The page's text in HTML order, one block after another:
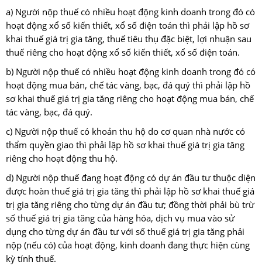
a) Người nộp thuế có nhiều hoạt động kinh doanh trong đó có
hoạt động xổ số kiến thiết, xổ số điện toán thì phải lập hồ sơ
khai thuế giá trị gia tăng, thuế tiêu thụ đặc biệt, lợi nhuận sau
thuế riêng cho hoạt động xổ số kiến thiết, xổ số điện toán.
b) Người nộp thuế có nhiều hoạt động kinh doanh trong đó có
hoạt động mua bán, chế tác vàng, bạc, đá quý thì phải lập hồ
sơ khai thuế giá trị gia tăng riêng cho hoạt động mua bán, chế
tác vàng, bạc, đá quý.
c) Người nộp thuế có khoản thu hộ do cơ quan nhà nước có
thẩm quyền giao thì phải lập hồ sơ khai thuế giá trị gia tăng
riêng cho hoạt động thu hộ.
d) Người nộp thuế đang hoạt động có dự án đầu tư thuộc diện
được hoàn thuế giá trị gia tăng thì phải lập hồ sơ khai thuế giá
trị gia tăng riêng cho từng dự án đầu tư; đồng thời phải bù trừ
số thuế giá trị gia tăng của hàng hóa, dịch vụ mua vào sử
dụng cho từng dự án đầu tư với số thuế giá trị gia tăng phải
nộp (nếu có) của hoạt động, kinh doanh đang thực hiện cùng
kỳ tính thuế.